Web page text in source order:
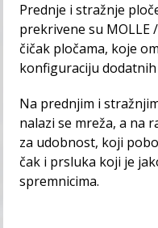
Prednje i stražnje
prekrivene su MOLLE
čičak pločama, koje
konfiguraciju
Na prednjim i
nalazi se mreža, a na
za udobnost, koji
čak i prsluka koji je
spremnicima.